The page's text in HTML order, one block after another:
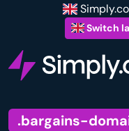
Switch
.bargains-